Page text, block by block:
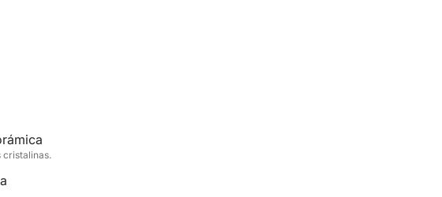
practicando snorkel o simplemente relajándote a
único y auténtico, permitiéndote disfrutar plenamente
tranquilo y pintoresco.
de Kalkara.
cristalinas.